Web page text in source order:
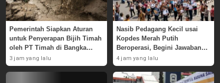
Pemerintah Siapkan Aturan
untuk Penyerapan Bijih Timah
oleh PT Timah di Bangka
Belitung
3 jam yang lalu
Nasib Pedagang Kecil usai
Kopdes Merah Putih
Beroperasi, Begini Jawaban
Pemerintah
4 jam yang lalu